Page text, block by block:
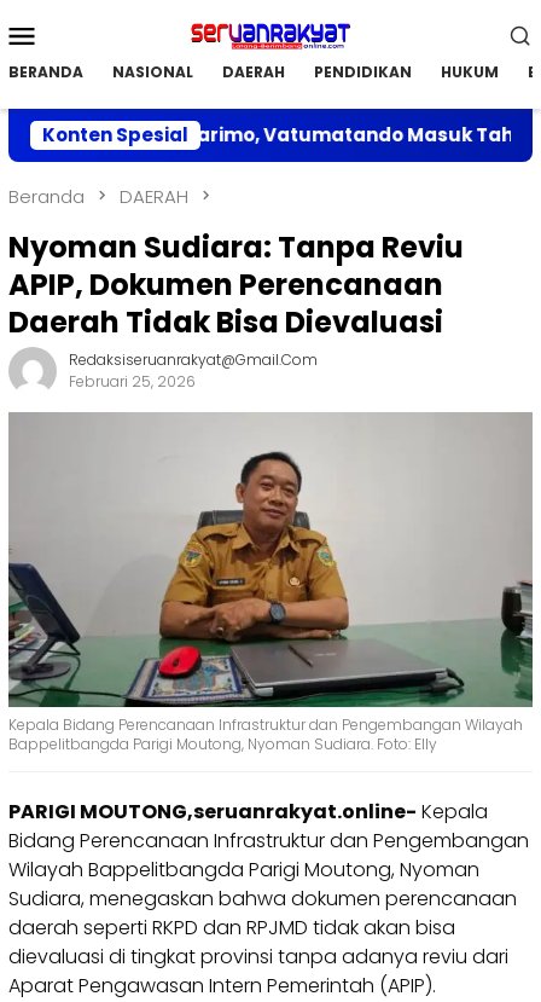
ke
Mobile
BERANDA NASIONAL DAERAH PENDIDIKAN HUKUM
Konten Spesial
di Parimo, Vatumatando Masuk Tahap Penilaian
Beranda DAERAH
Nyoman Sudiara: Tanpa Reviu
APIP, Dokumen Perencanaan
Daerah Tidak Bisa Dievaluasi
Redaksiseruanrakyat@gmail.com
Februari 25, 2026
Kepala Bidang Perencanaan Infrastruktur dan Pengembangan Wilayah
Bappelitbangda Parigi Moutong, Nyoman Sudiara. Foto: Elly
PARIGI MOUTONG,seruanrakyat.online- Kepala
Bidang Perencanaan Infrastruktur dan Pengembangan
Wilayah Bappelitbangda Parigi Moutong, Nyoman
Sudiara, menegaskan bahwa dokumen perencanaan
daerah seperti RKPD dan RPJMD tidak akan bisa
dievaluasi di tingkat provinsi tanpa adanya reviu dari
Aparat Pengawasan Intern Pemerintah (APIP).